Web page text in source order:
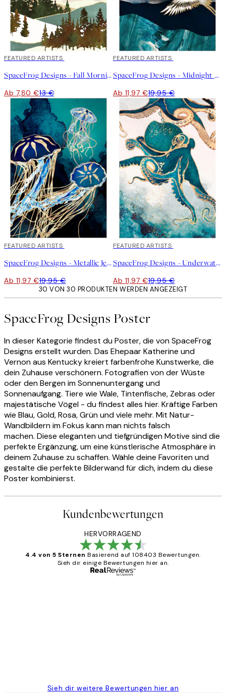
40%*
FEATURED ARTISTS
SpaceFrog Designs - Fall Morning Poster
Ab 7,80 €13 €
40%*
FEATURED ARTISTS
SpaceFrog Designs - Midnight Cranes Poster
Ab 11,97 €19,95 €
40%*
FEATURED ARTISTS
SpaceFrog Designs - Metallic Jellyfish III Poster
Ab 11,97 €19,95 €
40%*
FEATURED ARTISTS
SpaceFrog Designs - Underwater Dream V Poster
Ab 11,97 €19,95 €
30 VON 30 PRODUKTEN WERDEN ANGEZEIGT
SpaceFrog Designs Poster
In dieser Kategorie findest du Poster, die von SpaceFrog
Designs erstellt wurden. Das Ehepaar Katherine und
Vernon aus Kentucky kreiert farbenfrohe Kunstwerke, die
dein Zuhause verschönern. Fotografien von der Wüste
oder den Bergen im Sonnenuntergang und
Sonnenaufgang. Tiere wie Wale, Tintenfische, Zebras oder
majestätische Vögel - du findest alles hier. Kräftige Farben
wie Blau, Gold, Rosa, Grün und viele mehr. Mit Natur-
Wandbildern im Fokus kann man nichts falsch
machen. Diese eleganten und tiefgründigen Motive sind die
perfekte Ergänzung, um eine künstlerische Atmosphäre in
deinem Zuhause zu schaffen. Wähle deine Favoriten und
gestalte die perfekte Bilderwand für dich, indem du diese
Poster kombinierst.
Kundenbewertungen
HERVORRAGEND
4.4 von 5 Sternen Basierend auf 108403 Bewertungen.
Sieh dir einige Bewertungen hier an.
Sieh dir weitere Bewertungen hier an